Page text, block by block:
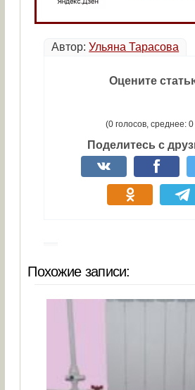
Автор:Ульяна Тарасова
Оцените
(0 голосов, среднее:
Поделитесь с
Похожие записи: